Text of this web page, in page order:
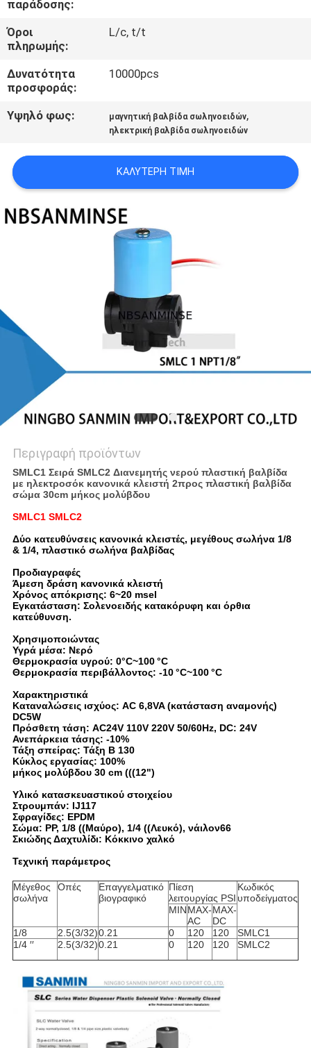
ΖΗΤΉΣΤΕ
ΈΝΑ
ΑΠΌΣΠΑΣΜΑ
ΠΟΛΙΤΙΚΉ
ΑΠΟΡΡΉΤΟΥ
παράδοσης:
Όροι
πληρωμής:
L/c, t/t
Δυνατότητα
προσφοράς:
10000pcs
Υψηλό φως: μαγνητική βαλβίδα σωληνοειδών,
ηλεκτρική βαλβίδα σωληνοειδών
ΚΑΛΎΤΕΡΗ ΤΙΜΉ
Περιγραφή προϊόντων
SMLC1 Σειρά SMLC2 Διανεμητής νερού πλαστική βαλβίδα
με ηλεκτροσόκ κανονικά κλειστή 2προς πλαστική βαλβίδα
σώμα 30cm μήκος μολύβδου
SMLC1 SMLC2
Δύο κατευθύνσεις κανονικά κλειστές, μεγέθους σωλήνα 1/8
& 1/4, πλαστικό σωλήνα βαλβίδας
Προδιαγραφές
Άμεση δράση κανονικά κλειστή
Χρόνος απόκρισης: 6~20 msel
Εγκατάσταση: Σολενοειδής κατακόρυφη και όρθια
κατεύθυνση.
Χρησιμοποιώντας
Υγρά μέσα: Νερό
Θερμοκρασία υγρού: 0°C~100°C
Θερμοκρασία περιβάλλοντος: -10°C~100°C
Χαρακτηριστικά
Καταναλώσεις ισχύος: AC 6,8VA (κατάσταση αναμονής)
DC5W
Πρόσθετη τάση: AC24V 110V 220V 50/60Hz, DC: 24V
Ανεπάρκεια τάσης: -10%
Τάξη σπείρας: Τάξη Β 130
Κύκλος εργασίας: 100%
μήκος μολύβδου 30 cm (((12")
Υλικό κατασκευαστικού στοιχείου
Στρουμπάν: IJ117
Σφραγίδες: EPDM
Σώμα: PP, 1/8 ((Μαύρο), 1/4 ((Λευκό), νάιλον66
Σκιώδης Δαχτυλίδι: Κόκκινο χαλκό
Τεχνική παράμετρος
Μέγεθος
σωλήνα
Οπές
Επαγγελματικό
βιογραφικό
Πίεση
λειτουργίας PSI
Κωδικός
υποδείγματος
ΜΙΝMAX-
AC
MAX-
DC
1/8
2.5(3/32)0.21 0 120 120
SMLC1
1/4 ′′
2.5(3/32)0.21 0 120 120 SMLC2